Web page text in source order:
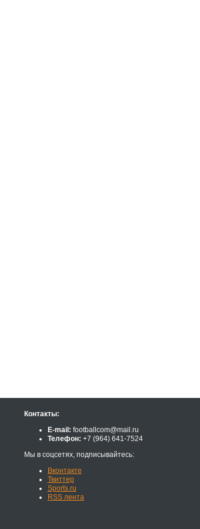
Контакты:
E-mail: footballcom@mail.ru
Телефон: +7 (964) 641-7524
Мы в соцсетях, подписывайтесь:
Вконтакте
Твиттер
Sports.ru
RSS лента